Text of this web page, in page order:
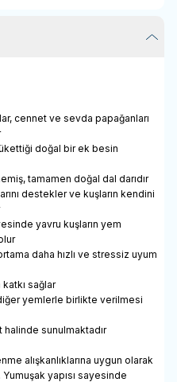
cennet ve sevda papağanları
doğal bir ek besin
tamamen doğal dal darıdır
destekler ve kuşların kendini
yavru kuşların yem
daha hızlı ve stressiz uyum
sağlar
yemlerle birlikte verilmesi
halinde sunulmaktadır
alışkanlıklarına uygun olarak
Yumuşak yapısı sayesinde